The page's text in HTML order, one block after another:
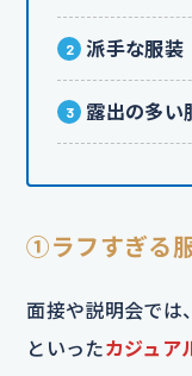
派手な服装
露出の多い
①ラフすぎる
面接や説明会では
といったカジュア